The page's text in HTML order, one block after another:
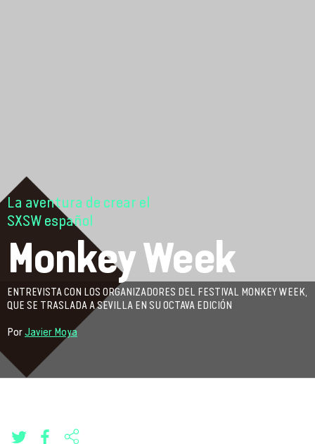
La aventura de crear el
SXSW español
Monkey Week
ENTREVISTA CON LOS ORGANIZADORES DEL FESTIVAL MONKEY WEEK,
QUE SE TRASLADA A SEVILLA EN SU OCTAVA EDICIÓN
PorJavier Moya